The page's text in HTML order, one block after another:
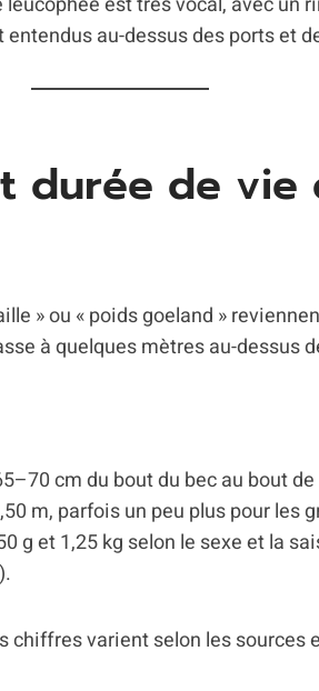
au-dessus des ports et
durée de vie
» ou « poids goeland »
à quelques mètres au-dessus
cm du bout du bec au bout
m, parfois un peu plus pour les
g et 1,25 kg selon le sexe et la
chiffres varient selon les sources